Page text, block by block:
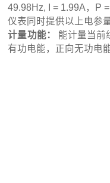
49.98Hz, I = 1.99A，P
仪表同时提供以上电参
计量功能：
能计量当前
有功电能，正向无功电